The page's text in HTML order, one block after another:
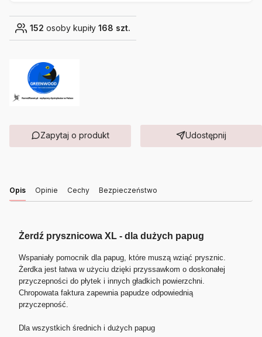
152 osoby kupiły 168 szt.
Zapytaj o produkt Udostępnij
Opis Opinie Cechy Bezpieczeństwo
Żerdź prysznicowa XL - dla dużych papug
Wspaniały pomocnik dla papug, które muszą wziąć prysznic.
Żerdka jest łatwa w użyciu dzięki przyssawkom o doskonałej
przyczepności do płytek i innych gładkich powierzchni.
Chropowata faktura zapewnia papudze odpowiednią
przyczepność.
Dla wszystkich średnich i dużych papug